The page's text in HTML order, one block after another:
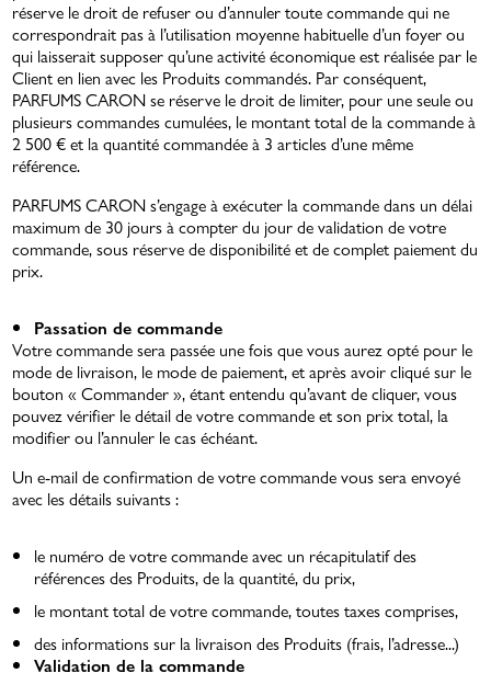
réserve le droit de refuser ou d’annuler toute commande qui ne
correspondrait pas à l’utilisation moyenne habituelle d’un foyer ou
qui laisserait supposer qu’une activité économique est réalisée par le
Client en lien avec les Produits commandés. Par conséquent,
PARFUMS CARON se réserve le droit de limiter, pour une seule ou
plusieurs commandes cumulées, le montant total de la commande à
2 500 € et la quantité commandée à 3 articles d’une même
référence.
PARFUMS CARON s’engage à exécuter la commande dans un délai
maximum de 30 jours à compter du jour de validation de votre
commande, sous réserve de disponibilité et de complet paiement du
prix.
Passation de commande
Votre commande sera passée une fois que vous aurez opté pour le
mode de livraison, le mode de paiement, et après avoir cliqué sur le
bouton « Commander », étant entendu qu’avant de cliquer, vous
pouvez vérifier le détail de votre commande et son prix total, la
modifier ou l’annuler le cas échéant.
Un e-mail de confirmation de votre commande vous sera envoyé
avec les détails suivants :
le numéro de votre commande avec un récapitulatif des
références des Produits, de la quantité, du prix,
le montant total de votre commande, toutes taxes comprises,
des informations sur la livraison des Produits (frais, l’adresse...)
Validation de la commande